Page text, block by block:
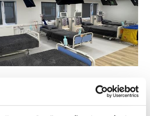
HIV
Hepatite B
Hepatite C